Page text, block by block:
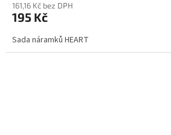
161,16 Kč bez DPH
195 Kč
Sada náramků HEART